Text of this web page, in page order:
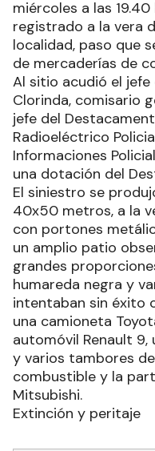
miércoles a las
registrado a la vera
localidad, paso que
de mercaderías de
Al sitio acudió el jefe
Clorinda, comisario
jefe del
Radioeléctrico
Informaciones
una dotación del
El siniestro se
40x50 metros, a la
con portones
un amplio patio
grandes
humareda negra y
intentaban sin éxito
una camioneta
automóvil Renault
y varios tambores
combustible y la
Mitsubishi.
Extinción y peritaje